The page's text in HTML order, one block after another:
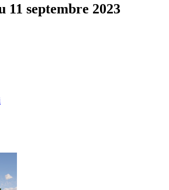
11 septembre 2023